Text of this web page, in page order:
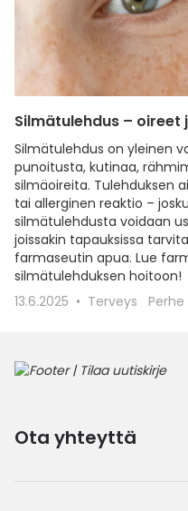
Silmätulehdus – oireet
Silmätulehdus on yleinen
punoitusta, kutinaa,
silmäoireita. Tulehduksen
tai allerginen reaktio –
silmätulehdusta voidaan
joissakin tapauksissa
farmaseutin apua. Lue
silmätulehduksen hoitoon!
13.6.2025
Terveys Perhe
Ota yhteyttä